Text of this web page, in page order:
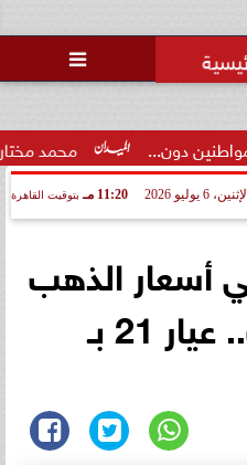

محمد مختار جمعة: بدل
الإثنين، 6 يوليو 2026 11:20 مـ بتوقيت القاهرة
أسعار الذهب
بختام التعاملات.. عيار 21 بـ